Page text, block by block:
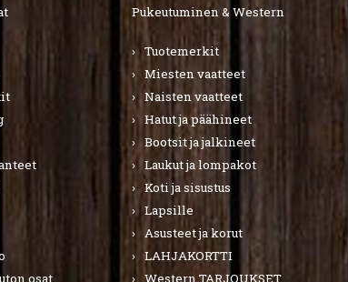
osat
Pukeutuminen & Western
Tuotemerkit
Miesten vaatteet
Naisten vaatteet
Hatut ja päähineet
Bootsit ja jalkineet
Laukut ja lompakot
Koti ja sisustus
Lapsille
Asusteet ja korut
LAHJAKORTTI
Western TARJOUKSET